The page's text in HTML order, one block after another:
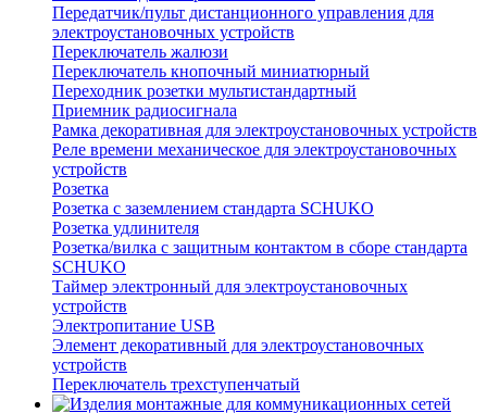
Передатчик/пульт дистанционного управления для
электроустановочных устройств
Переключатель жалюзи
Переключатель кнопочный миниатюрный
Переходник розетки мультистандартный
Приемник радиосигнала
Рамка декоративная для электроустановочных устройств
Реле времени механическое для электроустановочных
устройств
Розетка
Розетка с заземлением стандарта SCHUKO
Розетка удлинителя
Розетка/вилка с защитным контактом в сборе стандарта
SCHUKO
Таймер электронный для электроустановочных
устройств
Электропитание USB
Элемент декоративный для электроустановочных
устройств
Переключатель трехступенчатый